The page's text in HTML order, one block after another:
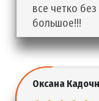
все четко
большое!!!
Оксана